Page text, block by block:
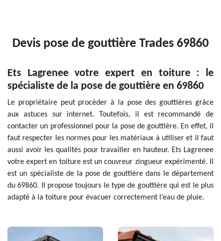
Devis pose de gouttière Trades 69860
Ets Lagrenee votre expert en toiture : le
spécialiste de la pose de gouttière en 69860
Le propriétaire peut procéder à la pose des gouttières grâce
aux astuces sur internet. Toutefois, il est recommandé de
contacter un professionnel pour la pose de gouttière. En effet, il
faut respecter les normes pour les matériaux à utiliser et il faut
aussi avoir les qualités pour travailler en hauteur. Ets Lagrenee
votre expert en toiture est un couvreur zingueur expérimenté. Il
est un spécialiste de la pose de gouttière dans le département
du 69860. Il propose toujours le type de gouttière qui est le plus
adapté à la toiture pour évacuer correctement l’eau de pluie.